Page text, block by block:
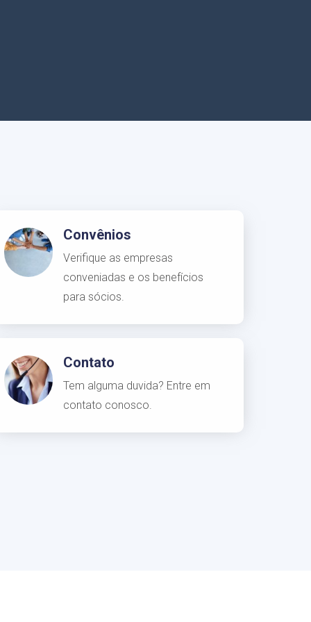
Convênios
Verifique as empresas
conveniadas e os benefícios
para sócios.
Contato
Tem alguma duvida? Entre em
contato conosco.